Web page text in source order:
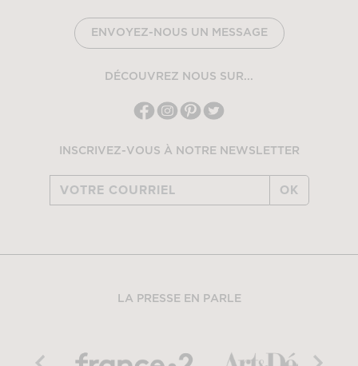
ENVOYEZ-NOUS UN MESSAGE
DÉCOUVREZ NOUS SUR...
INSCRIVEZ-VOUS À NOTRE NEWSLETTER
OK
LA PRESSE EN PARLE